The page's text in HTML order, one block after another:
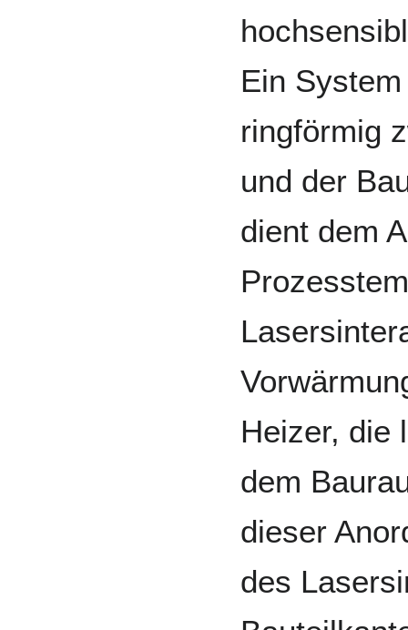
Ein
ringförmig
und der
dient dem
Heizer, die
dem
dieser
des